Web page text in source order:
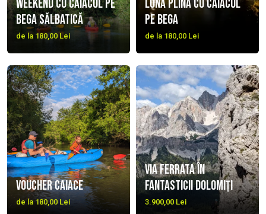
Weekend cu caiacul pe
Bega sălbatică
de la 180,00 Lei
Lună plină cu caiacul
pe Bega
de la 180,00 Lei
Voucher caiace
de la 180,00 Lei
Via Ferrata în
fantasticii Dolomiți
3.900,00 Lei